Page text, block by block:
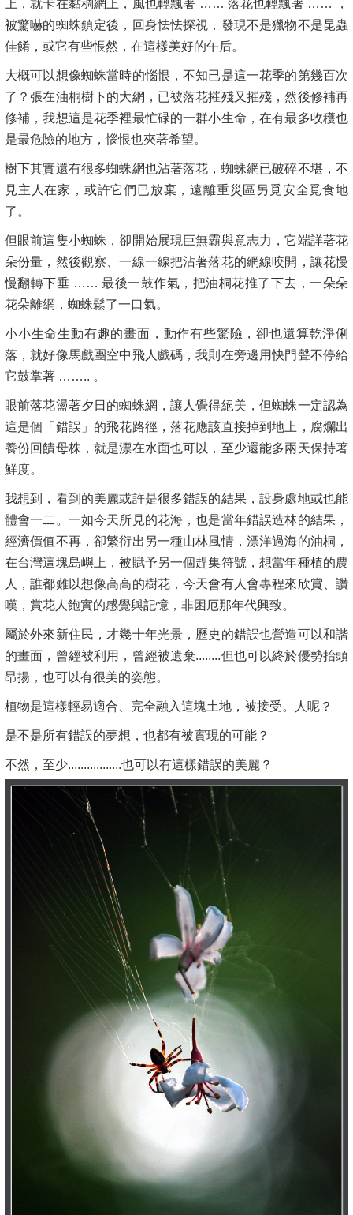
上，就卡在黏稠網上，風也輕飄著 …… 落花也輕飄著 …… ，
被驚嚇的蜘蛛鎮定後，回身怯怯探視，發現不是獵物不是昆蟲
佳餚，或它有些悵然，在這樣美好的午后。
大概可以想像蜘蛛當時的惱恨，不知已是這一花季的第幾百次
了？張在油桐樹下的大網，已被落花摧殘又摧殘，然後修補再
修補，我想這是花季裡最忙碌的一群小生命，在有最多收穫也
是最危險的地方，惱恨也夾著希望。
樹下其實還有很多蜘蛛網也沾著落花，蜘蛛網已破碎不堪，不
見主人在家，或許它們已放棄，遠離重災區另覓安全覓食地
了。
但眼前這隻小蜘蛛，卻開始展現巨無霸與意志力，它端詳著花
朵份量，然後觀察、一線一線把沾著落花的網線咬開，讓花慢
慢翻轉下垂 …… 最後一鼓作氣，把油桐花推了下去，一朵朵
花朵離網，蜘蛛鬆了一口氣。
小小生命生動有趣的畫面，動作有些驚險，卻也還算乾淨俐
落，就好像馬戲團空中飛人戲碼，我則在旁邊用快門聲不停給
它鼓掌著 …….. 。
眼前落花盪著夕日的蜘蛛網，讓人覺得絕美，但蜘蛛一定認為
這是個「錯誤」的飛花路徑，落花應該直接掉到地上，腐爛出
養份回饋母株，就是漂在水面也可以，至少還能多兩天保持著
鮮度。
我想到，看到的美麗或許是很多錯誤的結果，設身處地或也能
體會一二。一如今天所見的花海，也是當年錯誤造林的結果，
經濟價值不再，卻繁衍出另一種山林風情，漂洋過海的油桐，
在台灣這塊島嶼上，被賦予另一個趕集符號，想當年種植的農
人，誰都難以想像高高的樹花，今天會有人會專程來欣賞、讚
嘆，賞花人飽實的感覺與記憶，非困厄那年代興致。
屬於外來新住民，才幾十年光景，歷史的錯誤也營造可以和諧
的畫面，曾經被利用，曾經被遺棄........但也可以終於優勢抬頭
昂揚，也可以有很美的姿態。
植物是這樣輕易適合、完全融入這塊土地，被接受。人呢？
是不是所有錯誤的夢想，也都有被實現的可能？
不然，至少.................也可以有這樣錯誤的美麗？